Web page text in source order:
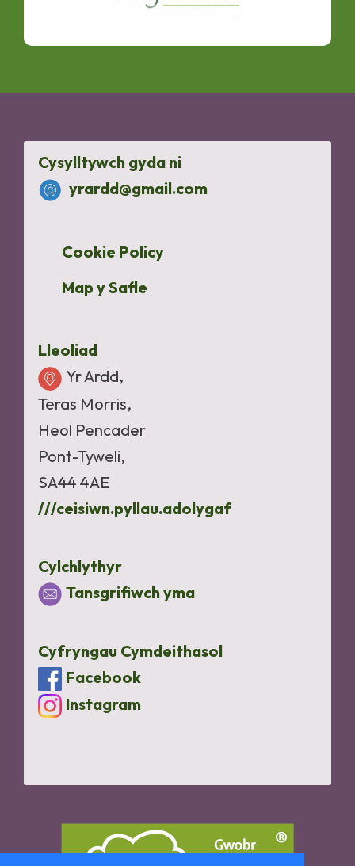
Cysylltywch gyda ni
yrardd@gmail.com
Cookie Policy
Map y Safle
Lleoliad
Yr Ardd,
Teras Morris,
Heol Pencader
Pont-Tyweli,
SA44 4AE
///ceisiwn.pyllau.adolygaf
Cylchlythyr
Tansgrifiwch yma
Cyfryngau Cymdeithasol
Facebook
Instagram